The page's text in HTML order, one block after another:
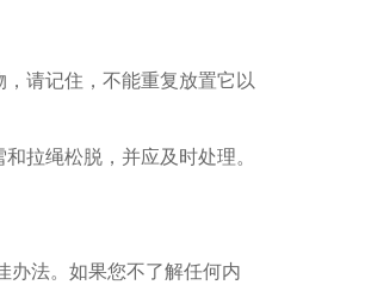
请记住，不能重复放置它以
拉绳松脱，并应及时处理。
办法。如果您不了解任何内